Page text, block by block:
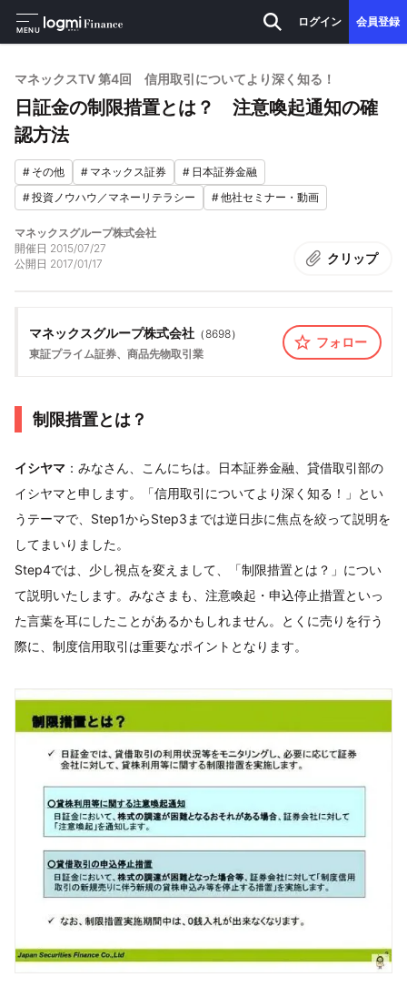
MENU
ログイン 会員登録
マネックスTV 第4回 信用取引についてより深く知る！
日証金の制限措置とは？ 注意喚起通知の確
認方法
# その他 # マネックス証券 # 日本証券金融
#投資ノウハウ／マネーリテラシー #他社セミナー・動画
マネックスグループ株式会社
開催日 2015/07/27
公開日 2017/01/17 クリップ
マネックスグループ株式会社 （8698）
東証プライム証券、商品先物取引業
フォロー
制限措置とは？
イシヤマ ：みなさん、こんにちは。日本証券金融、貸借取引部の
イシヤマと申します。「信用取引についてより深く知る！」とい
うテーマで、Step1からStep3までは逆日歩に焦点を絞って説明を
してまいりました。
Step4では、少し視点を変えまして、「制限措置とは？」につい
て説明いたします。みなさまも、注意喚起・申込停止措置といっ
た言葉を耳にしたことがあるかもしれません。とくに売りを行う
際に、制度信用取引は重要なポイントとなります。